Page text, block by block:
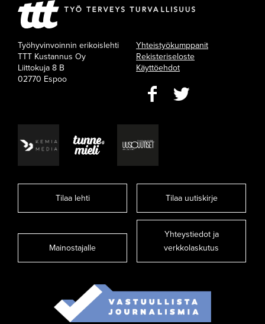
Työhyvinvoinnin erikoislehti
TTT Kustannus Oy
Liittokuja 8 B
02770 Espoo
Yhteistyökumppanit
Rekisteriseloste
Käyttöehdot
Tilaa lehti Tilaa uutiskirje
Mainostajalle
Yhteystiedot ja
verkkolaskutus